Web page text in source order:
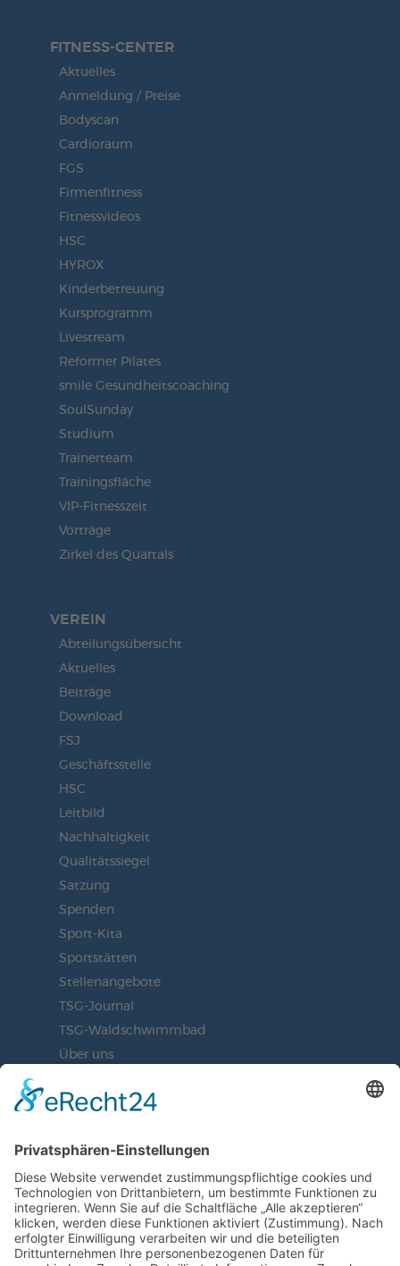
FITNESS-CENTER
Aktuelles
Anmeldung / Preise
Bodyscan
Cardioraum
FGS
Firmenfitness
Fitnessvideos
HSC
HYROX
Kinderbetreuung
Kursprogramm
Livestream
Reformer Pilates
smile Gesundheitscoaching
SoulSunday
Studium
Trainerteam
Trainingsfläche
VIP-Fitnesszeit
Vorträge
Zirkel des Quartals
VEREIN
Abteilungsübersicht
Aktuelles
Beiträge
Download
FSJ
Geschäftsstelle
HSC
Leitbild
Nachhaltigkeit
Qualitätssiegel
Satzung
Spenden
Sport-Kita
Sportstätten
Stellenangebote
TSG-Journal
TSG-Waldschwimmbad
Über uns
BLEIBEN SIE AUF DEM
JETZT UNSEREN NEWSLETTER
ABONNIEREN
ZUR ANMELDUNG